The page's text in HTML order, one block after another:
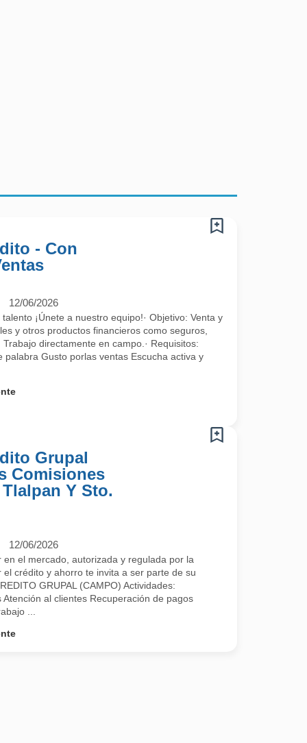
- Con
12/06/2026
¡Únete a nuestro equipo!· Objetivo: Venta y
y otros productos financieros como seguros,
directamente en campo.· Requisitos:
palabra Gusto porlas ventas Escucha activa y
Grupal
Comisiones
Y Sto.
12/06/2026
en el mercado, autorizada y regulada por la
crédito y ahorro te invita a ser parte de su
GRUPAL (CAMPO) Actividades:
al clientes Recuperación de pagos
...